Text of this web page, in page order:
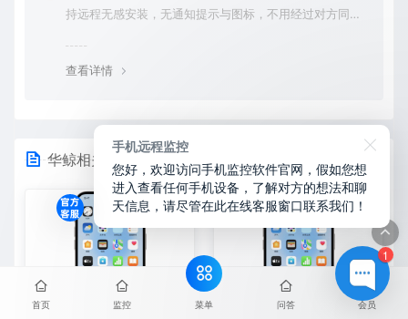
持远程无感安装，无通知提示与图标，不用经过对方同意
查看详情
华鲸相关
首页 监控 菜单 问答 会员
1
手机远程监控
您好，欢迎访问手机监控软件官网，假如您想
进入查看任何手机设备，了解对方的想法和聊
天信息，请尽管在此在线客服窗口联系我们！